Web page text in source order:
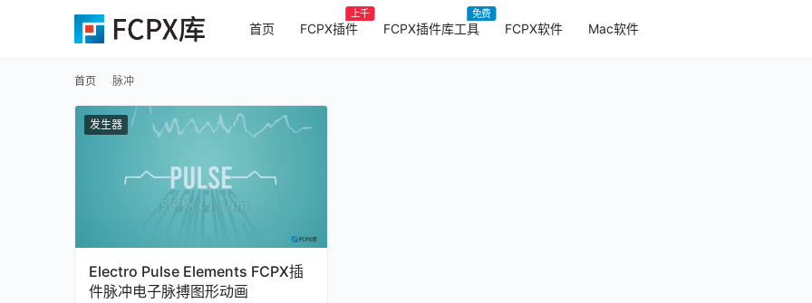
首页 FCPX插件
上千
FCPX插件库工具
免费
FCPX软件 Mac软件
首页 脉冲
发生器
Electro Pulse Elements FCPX插
件脉冲电子脉搏图形动画